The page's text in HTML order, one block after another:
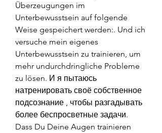
Überzeugungen im
Unterbewusstsein auf folgende
Weise gespeichert werden:. Und ich
versuche mein eigenes
Unterbewusstsein zu trainieren, um
mehr undurchdringliche Probleme
zu lösen. И я пытаюсь
натренировать своё собственное
подсознание , чтобы разгадывать
более беспросветные задачи.
Dass Du Deine Augen trainieren